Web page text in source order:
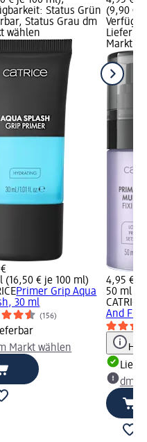
Status Grün
Status Grau dm
wählen
(16,50 € je 100 ml)
Primer Grip Aqua
30 ml
(156)
Markt wählen
(9,90 €
Markt
4,95 €
50 ml
CATRICE
And
dm